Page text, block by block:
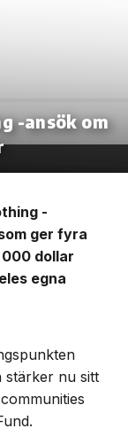
-ansök om
-
ger fyra
dollar
egna
stärker nu sitt